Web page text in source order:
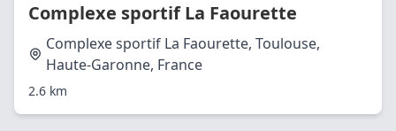
Complexe sportif La Faourette
Complexe sportif La Faourette, Toulouse,
Haute-Garonne, France
2.6 km